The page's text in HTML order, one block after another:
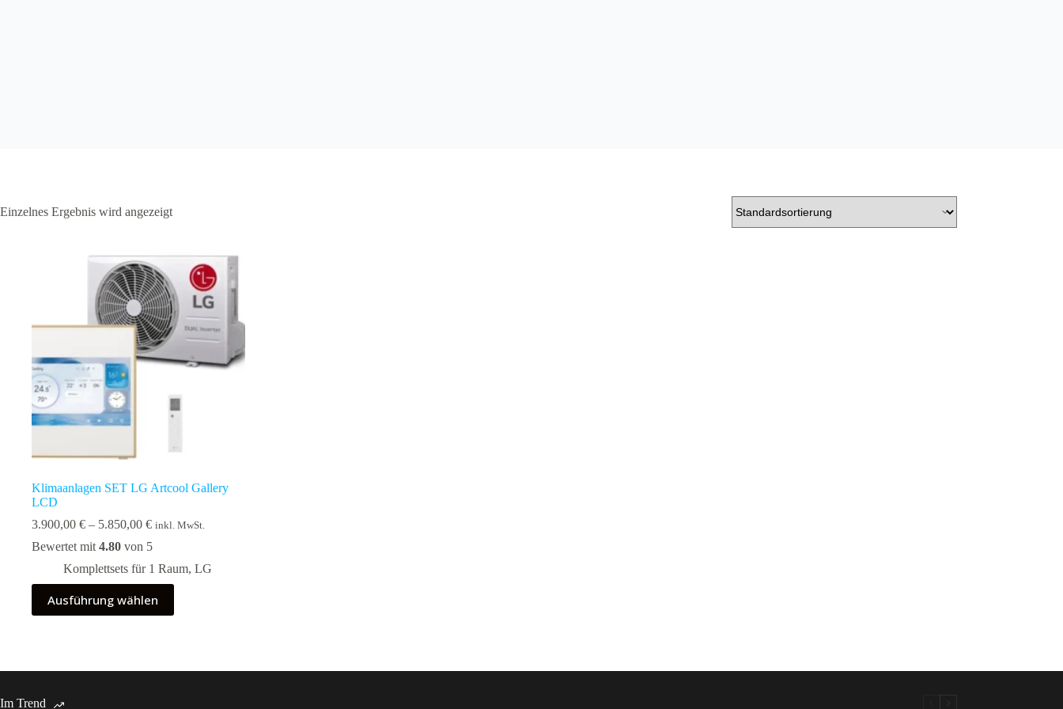
Einzelnes Ergebnis wird angezeigt
Klimaanlagen SET LG Artcool Gallery
LCD
3.900,00 € – 5.850,00 €Preisspanne:
bis
5.850,00 €
inkl. MwSt.
Bewertet mit 4.80 von 5
Komplettsets für 1 Raum, LG
Ausführung wählen
Dieses
Produkt
weist
Die
können
Im Trend